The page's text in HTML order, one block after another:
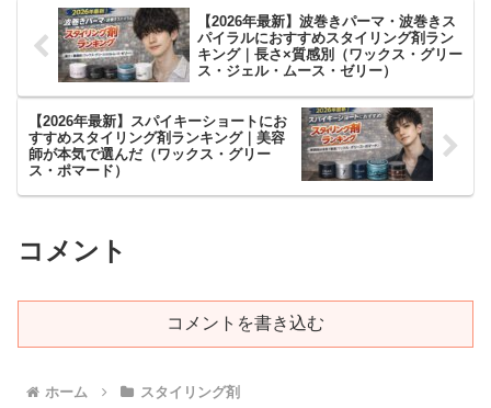
【2026年最新】波巻きパーマ・波巻きス
パイラルにおすすめスタイリング剤ラン
キング｜長さ×質感別（ワックス・グリー
ス・ジェル・ムース・ゼリー）
【2026年最新】スパイキーショートにお
すすめスタイリング剤ランキング｜美容
師が本気で選んだ（ワックス・グリー
ス・ポマード）
コメント
コメントを書き込む
ホーム スタイリング剤